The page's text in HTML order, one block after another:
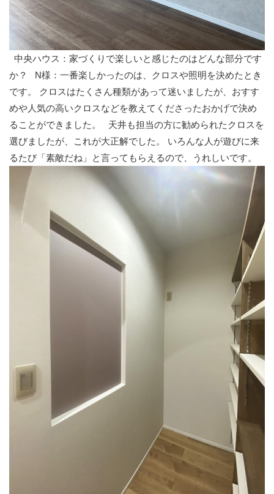
中央ハウス：家づくりで楽しいと感じたのはどんな部分です
か？
N様：一番楽しかったのは、クロスや照明を決めたとき
です。
クロスはたくさん種類があって迷いましたが、おすす
めや人気の高いクロスなどを教えてくださったおかげで決め
ることができました。
天井も担当の方に勧められたクロスを
選びましたが、これが大正解でした。
いろんな人が遊びに来
るたび「素敵だね」と言ってもらえるので、うれしいです。